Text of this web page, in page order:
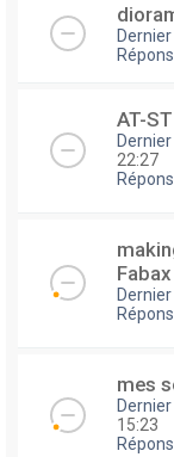
AT-
22:27
Fabax
mes
15:23